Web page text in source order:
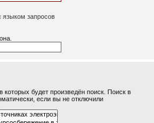
языком запросов
будет произведён поиск. Поиск в
если вы не отключили